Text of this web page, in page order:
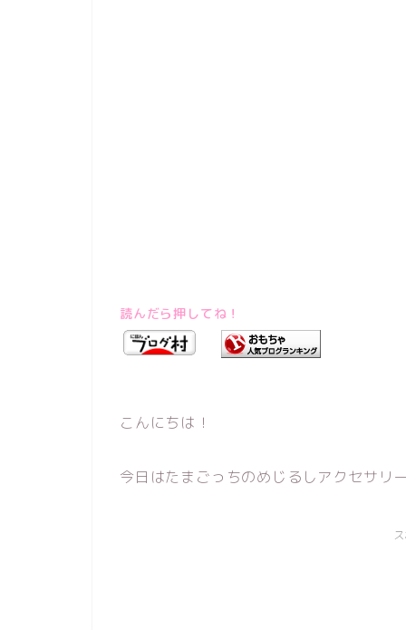
読んだら押してね！
こんにちは！
今日はたまごっちのめじるしアクセサリ